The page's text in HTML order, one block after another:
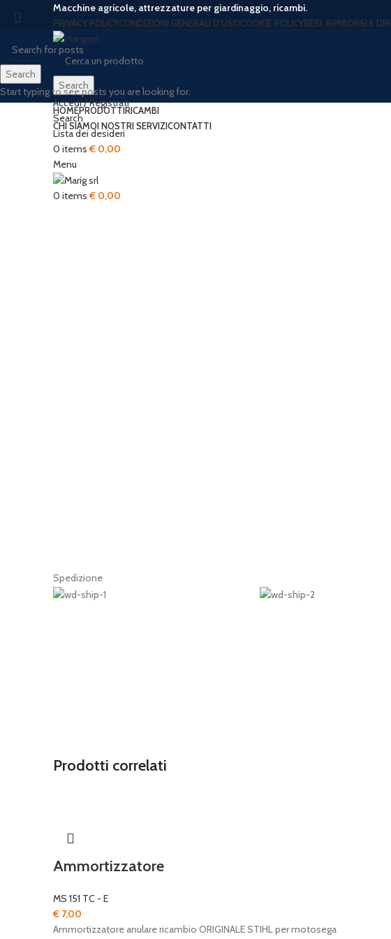
Macchine agricole, attrezzature per giardinaggio, ricambi.
PRIVACY POLICYCONDIZIONI GENERALI D’USOCOOKIE POLICYRESI, RIMBORSI E
Search
Accedi / Registrati
Search
Lista dei desideri
0 items € 0,00
Menu
0 items € 0,00
HOMEPRODOTTIRICAMBI
CHI SIAMOI NOSTRI SERVIZICONTATTI
Spedizione
Prodotti correlati
Ammortizzatore
MS 151 TC - E
€ 7,00
Ammortizzatore anulare ricambio ORIGINALE STIHL per motosega
Search
Start typing to see posts you are looking for.